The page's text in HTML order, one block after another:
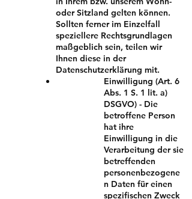
oder Sitzland gelten können.
Sollten ferner im Einzelfall
speziellere Rechtsgrundlagen
maßgeblich sein, teilen wir
Ihnen diese in der
Datenschutzerklärung mit.
Einwilligung (Art. 6
Abs. 1 S. 1 lit. a)
DSGVO) - Die
betroffene Person
hat ihre
Einwilligung in die
Verarbeitung der sie
betreffenden
personenbezogene
n Daten für einen
spezifischen Zweck